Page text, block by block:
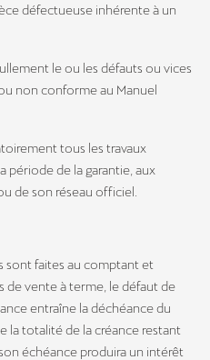
défectueuse inhérente à un
le ou les défauts ou vices
non conforme au Manuel
tous les travaux
période de la garantie, aux
de son réseau officiel.
sont faites au comptant et
de vente à terme, le défaut de
entraîne la déchéance du
la totalité de la créance restant
échéance produira un intérêt